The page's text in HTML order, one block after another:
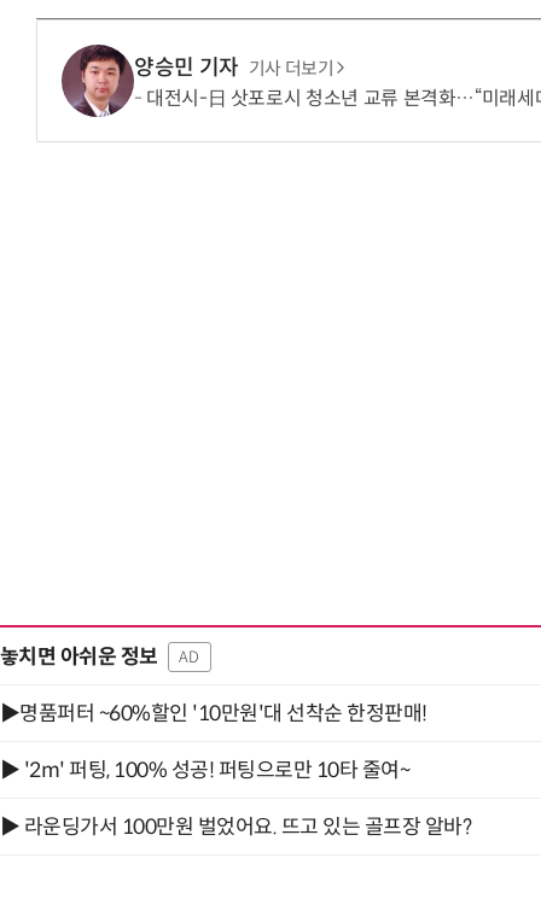
양승민 기자 기사 더보기
대전시-日 삿포로시 청소년 교류 본격화…“미래세
놓치면 아쉬운 정보 AD
▶명품퍼터 ~60%할인 '10만원'대 선착순 한정판매!
▶ '2m' 퍼팅, 100% 성공! 퍼팅으로만 10타 줄여~
▶ 라운딩가서 100만원 벌었어요. 뜨고 있는 골프장 알바?